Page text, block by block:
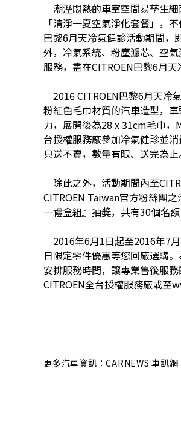
潮溼悶熱的車室空間易孳生
「清淨一夏空氣淨化套餐」，
巴黎6月天冷氣健診活動期間，
外，冷氣系統、粉塵濾芯、空
服務，盡在CITROEN巴黎6月
2016 CITROEN巴黎6月天冷
粉紅色毛巾材質的汽車造型，
力，展開後為28 x 31cm毛巾，
台授權服務廠參加冷氣健診並
只送不賣，數量有限、送完為止
除此之外，活動期間內至
CITROEN Taiwan官方粉絲團
一禮盒組』抽獎，共有30個名
2016年6月1日起至2016年7
日限定零件優惠等您回廠選購
安排服務時間，讓專業售後服
CITROEN全台授權服務廠或至
更多汽車資訊：CARNEWS 車訊網